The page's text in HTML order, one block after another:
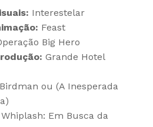
Interestelar
Feast
Big Hero
Grande Hotel
Birdman ou (A Inesperada
Whiplash: Em Busca da